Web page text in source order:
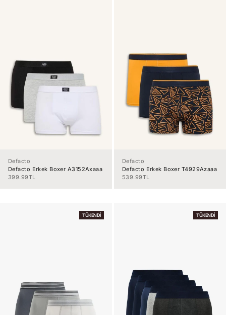
Defacto
Defacto Erkek Boxer A3152Axaaa
İndirimli fiyat
399.99TL
Defacto
Defacto Erkek Boxer T4929Azaaa
İndirimli fiyat
539.99TL
TÜKENDI TÜKENDI